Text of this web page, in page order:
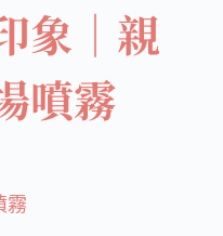
象｜親
噴霧
霧